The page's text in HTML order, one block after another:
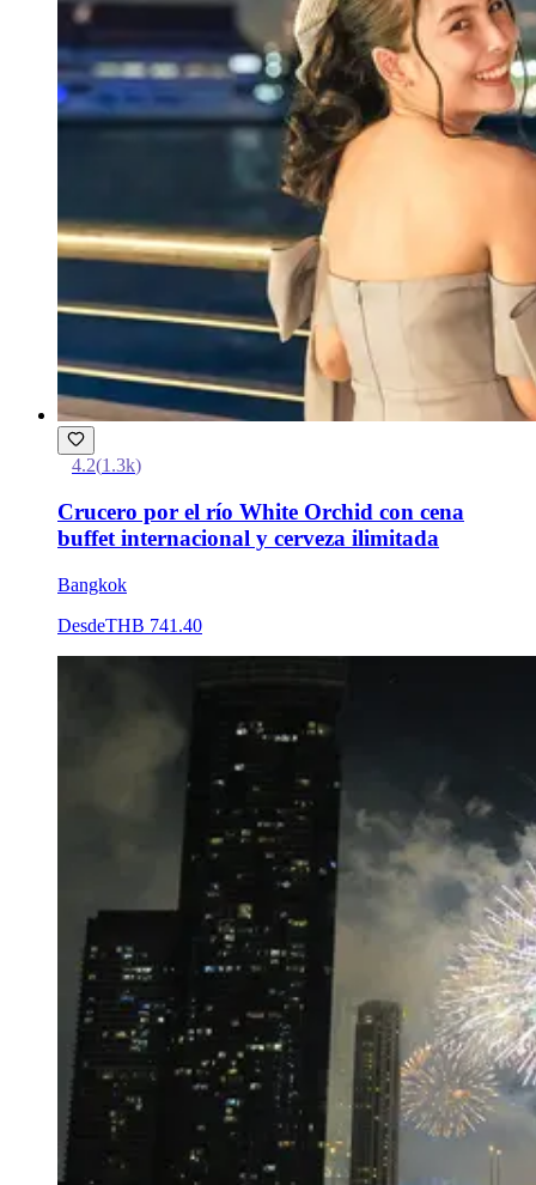
4.2(1.3k)
Crucero por el río White Orchid con cena
buffet internacional y cerveza ilimitada
Bangkok
DesdeTHB 741.40